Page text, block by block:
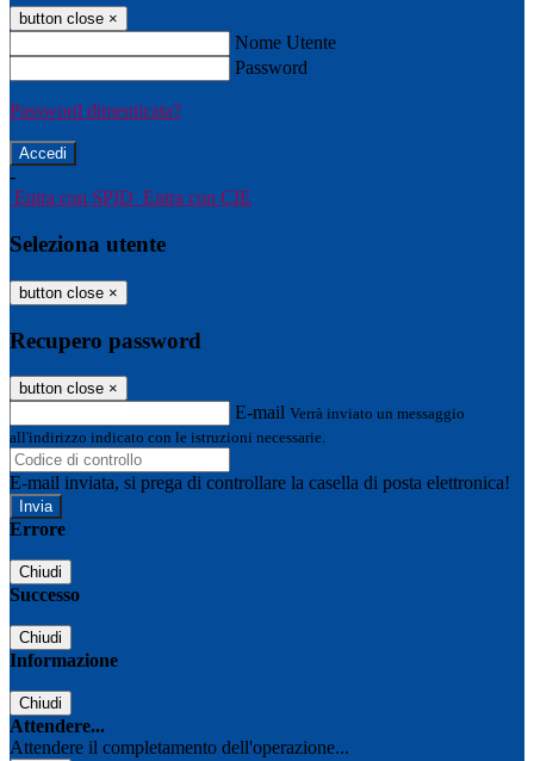
button close ×
Nome Utente
Password
Password dimenticata?
-
Entra con SPID Entra con CIE
Seleziona utente
button close ×
Recupero password
button close ×
E-mail Verrà inviato un messaggio
all'indirizzo indicato con le istruzioni necessarie.
E-mail inviata, si prega di controllare la casella di posta elettronica!
Errore
Chiudi
Successo
Chiudi
Informazione
Chiudi
Attendere...
Attendere il completamento dell'operazione...